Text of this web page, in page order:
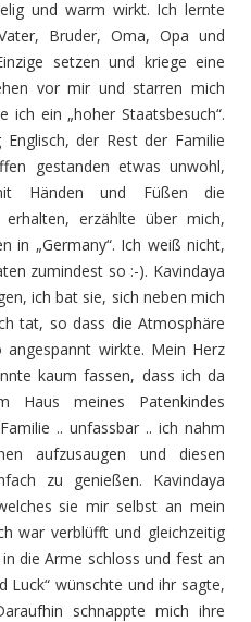
und warm wirkt. Ich lernte
Bruder, Oma, Opa und
setzen und kriege eine
vor mir und starren mich
ich ein „hoher Staatsbesuch“.
der Rest der Familie
gestanden etwas unwohl,
Händen und Füßen die
erzählte über mich,
in „Germany“. Ich weiß nicht,
zumindest so :-). Kavindaya
ich bat sie, sich neben mich
tat, so dass die Atmosphäre
wirkte. Mein Herz
kaum fassen, dass ich da
meines Patenkindes
.. unfassbar .. ich nahm
aufzusaugen und diesen
zu genießen. Kavindaya
sie mir selbst an mein
war verblüfft und gleichzeitig
die Arme schloss und fest an
Luck“ wünschte und ihr sagte,
schnappte mich ihre